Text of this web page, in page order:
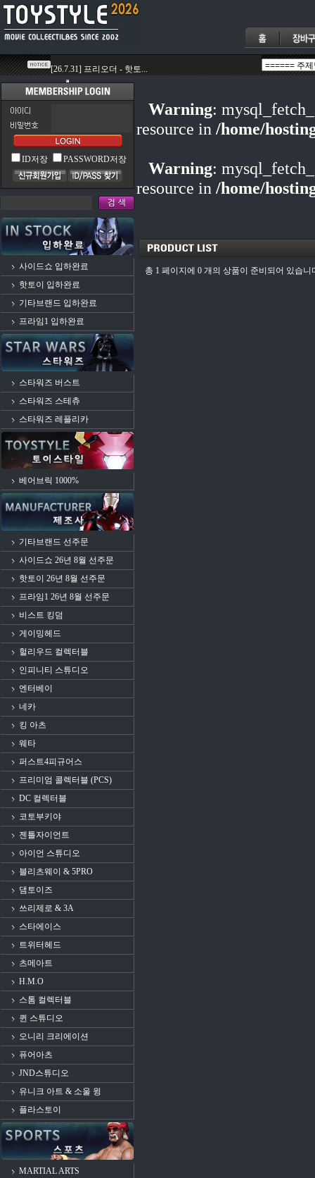
ID저장 PASSWORD저장
사이드쇼 입하완료
핫토이 입하완료
기타브랜드 입하완료
프라임1 입하완료
스타워즈 버스트
스타워즈 스테츄
스타워즈 레플리카
베어브릭 1000%
기타브랜드 선주문
사이드쇼 26년 8월 선주문
핫토이 26년 8월 선주문
프라임1 26년 8월 선주문
비스트 킹덤
게이밍헤드
헐리우드 컬렉터블
인피니티 스튜디오
엔터베이
네카
킹 아츠
웨타
퍼스트4피규어스
프리미엄 콜렉터블 (PCS)
DC 컬렉터블
코토부키야
젠틀자이언트
아이언 스튜디오
블리츠웨이 & 5PRO
댐토이즈
쓰리제로 & 3A
스타에이스
트위터헤드
츠메아트
H.M.O
스톰 컬렉터블
퀸 스튜디오
오니리 크리에이션
퓨어아츠
JND스튜디오
유니크 아트 & 소울 윙
플라스토이
MARTIAL ARTS
Warning:
resource in /home/
Warning:
resource in /home/
총 1 페이지에 0 개의 상품이 준비되어 있습니